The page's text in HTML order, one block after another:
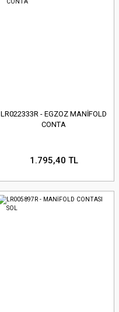
LR022333R - EGZOZ MANİFOLD
CONTA
1.795,40 TL